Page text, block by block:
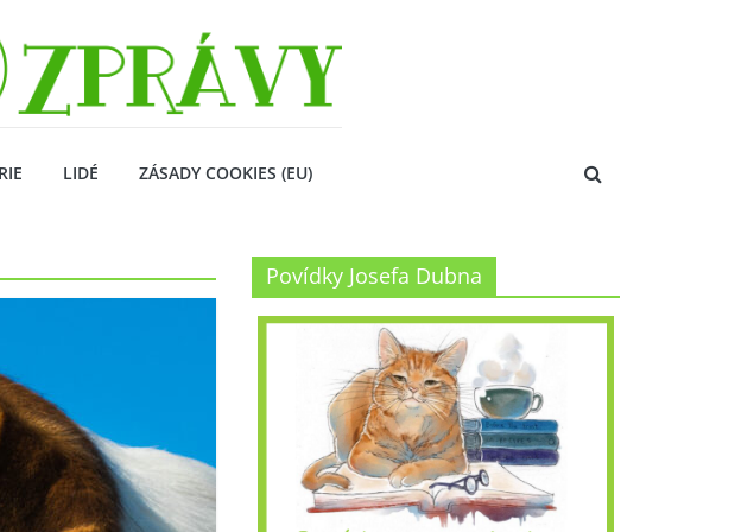
LIDÉ ZÁSADY COOKIES (EU)
Povídky Josefa Dubna